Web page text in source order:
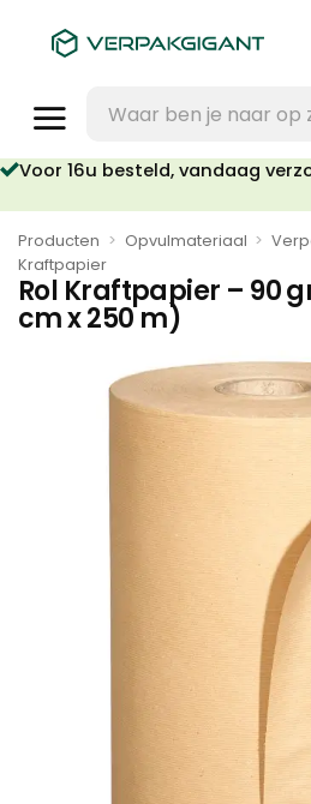
naar:
Voor 16u besteld, vandaag
Producten > Opvulmateriaal >
Kraftpapier
Rol Kraftpapier – 90
cm x 250 m)